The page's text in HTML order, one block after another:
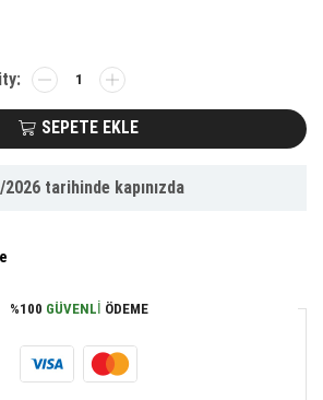
BUFFER®
2li
Evcil
Hayvan
Sevimli
İnteraktif
Eğitim
Oyuncağı
SEPETE EKLE
2026 tarihinde kapınızda
%100 GÜVENLI ÖDEME